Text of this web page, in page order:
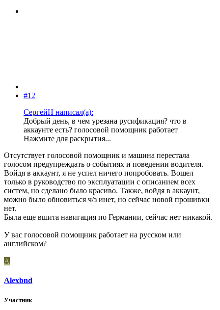
#12
СергейН написал(а):
Добрый день, в чем урезана русификация? что в
аккаунте есть? голосовой помощник работает
Нажмите для раскрытия...
Отсутствует голосовой помощник и машина перестала
голосом предупреждать о событиях и поведении водителя.
Войдя в аккаунт, я не успел ничего попробовать. Вошел
только в руководство по эксплуатации с описанием всех
систем, но сделано было красиво. Также, войдя в аккаунт,
можно было обновиться ч/з инет, но сейчас новой прошивки
нет.
Была еще вшита навигация по Германии, сейчас нет никакой.
У вас голосовой помощник работает на русском или
английском?
A
Alexbnd
Участник